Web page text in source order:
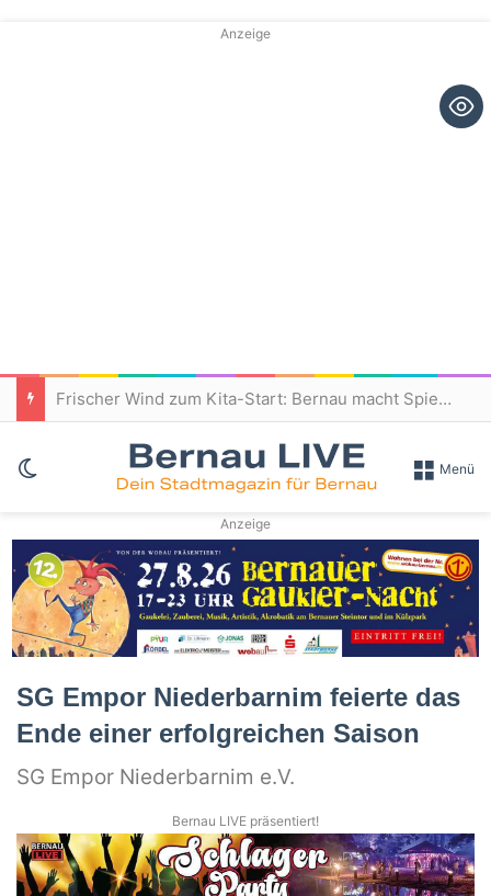
Anzeige
Frischer Wind zum Kita-Start: Bernau macht Spielplätze fit für den Nachwuchs
Skin umschalten Menü
Anzeige
SG Empor Niederbarnim feierte das
Ende einer erfolgreichen Saison
SG Empor Niederbarnim e.V.
Bernau LIVE präsentiert!